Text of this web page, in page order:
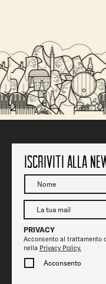
Vicenza Jazz
serate tra
Iscriviti alla
PRIVACY
Acconsento al trattamento
nella Privacy Policy.
Acconsento